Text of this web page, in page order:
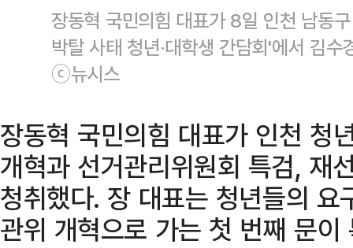
장동혁 국민의힘 대표가 8일 인천 남동
박탈 사태 청년·대학생 간담회'에서 김
ⓒ뉴시스
장동혁 국민의힘 대표가 인천 청
개혁과 선거관리위원회 특검, 재
청취했다. 장 대표는 청년들의
관위 개혁으로 가는 첫 번째 문